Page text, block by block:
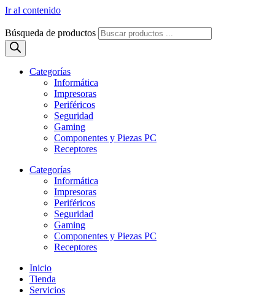
Ir al contenido
Búsqueda de productos
Categorías
Informática
Impresoras
Periféricos
Seguridad
Gaming
Componentes y Piezas PC
Receptores
Categorías
Informática
Impresoras
Periféricos
Seguridad
Gaming
Componentes y Piezas PC
Receptores
Inicio
Tienda
Servicios